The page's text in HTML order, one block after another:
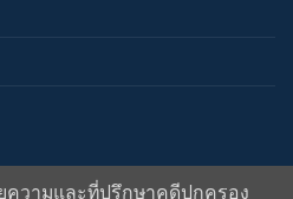
ความและที่ปรึกษาคดีปกครอง